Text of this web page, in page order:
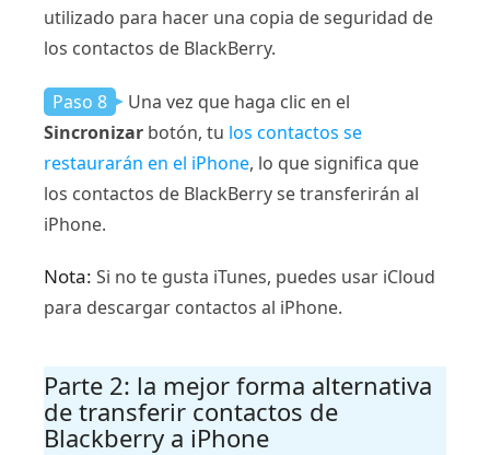
utilizado para hacer una copia de seguridad de
los contactos de BlackBerry.
Paso 8
Una vez que haga clic en el
Sincronizar botón, tu los contactos se
restaurarán en el iPhone, lo que significa que
los contactos de BlackBerry se transferirán al
iPhone.
Nota: Si no te gusta iTunes, puedes usar iCloud
para descargar contactos al iPhone.
Parte 2: la mejor forma alternativa
de transferir contactos de
Blackberry a iPhone